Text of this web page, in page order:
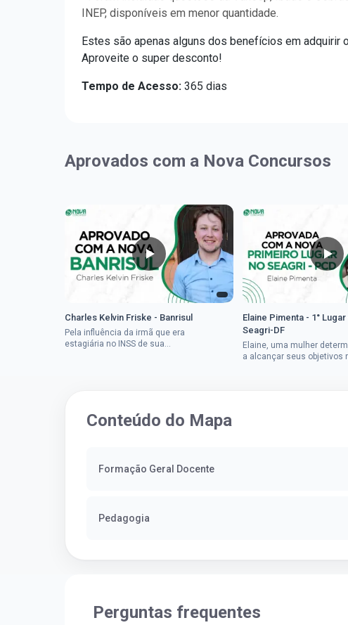
INEP, disponíveis em menor quantidade.
Estes são apenas alguns dos benefícios em adquirir
Aproveite o super desconto!
Tempo de Acesso: 365 dias
Aprovados com a Nova Concursos
Charles Kelvin Friske - Banrisul
Pela influência da irmã que era
estagiária no INSS de sua
Elaine Pimenta - 1° Lugar
Seagri-DF
Elaine, uma mulher
a alcançar seus objetivos
Conteúdo do Mapa
Formação Geral Docente
Pedagogia
Perguntas frequentes